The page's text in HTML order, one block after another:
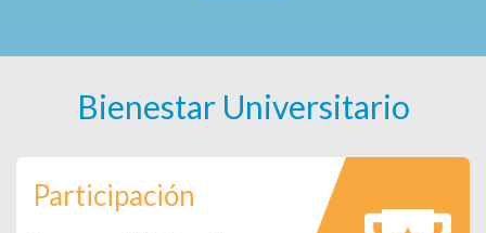
Bienestar Universitario
Participación